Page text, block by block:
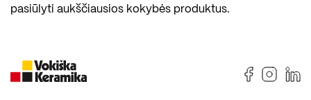
pasiūlyti aukščiausios kokybės produktus.